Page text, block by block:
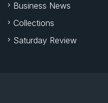
Business News
Collections
Saturday Review